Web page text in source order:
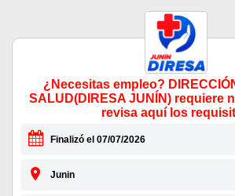
¿Necesitas empleo?
SALUD(DIRESA JUNÍN) requiere
revisa aquí los
Finalizó el 07/07/2026
Junin